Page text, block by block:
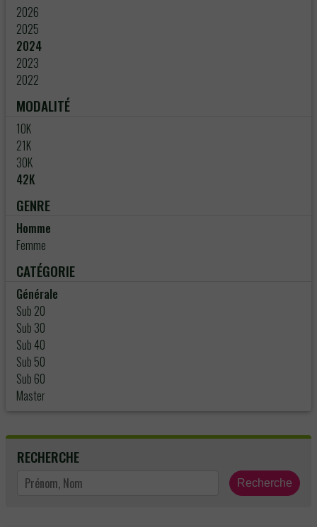
2026
2025
2024
2023
2022
MODALITÉ
10K
21K
30K
42K
GENRE
Homme
Femme
CATÉGORIE
Générale
Sub 20
Sub 30
Sub 40
Sub 50
Sub 60
Master
RECHERCHE
Recherche